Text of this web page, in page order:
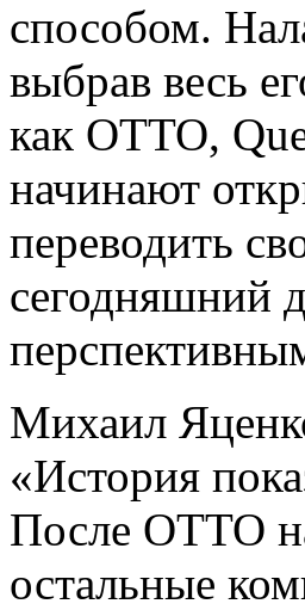
способом.
выбрав весь
как OTTO,
начинают
переводить
сегодняшний
Михаил
«История
После ОТТО
остальные